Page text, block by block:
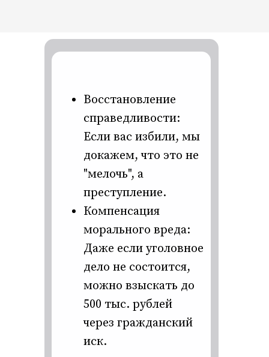
Восстановление
справедливости:
Если вас избили, мы
докажем, что это не
"мелочь", а
преступление.
Компенсация
морального вреда:
Даже если уголовное
дело не состоится,
можно взыскать до
500 тыс. рублей
через гражданский
иск.